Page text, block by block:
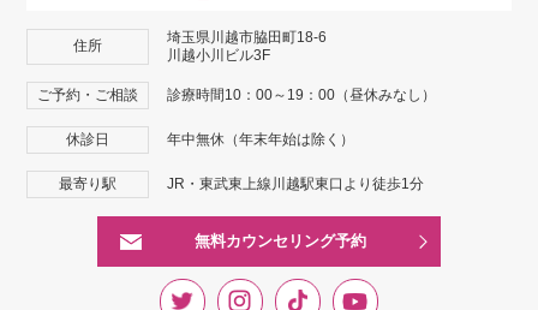
住所
埼玉県川越市脇田町18-6
川越小川ビル3F
ご予約・ご相談 診療時間10：00～19：00（昼休みなし）
休診日 年中無休（年末年始は除く）
最寄り駅 JR・東武東上線川越駅東口より徒歩1分
無料カウンセリング予約